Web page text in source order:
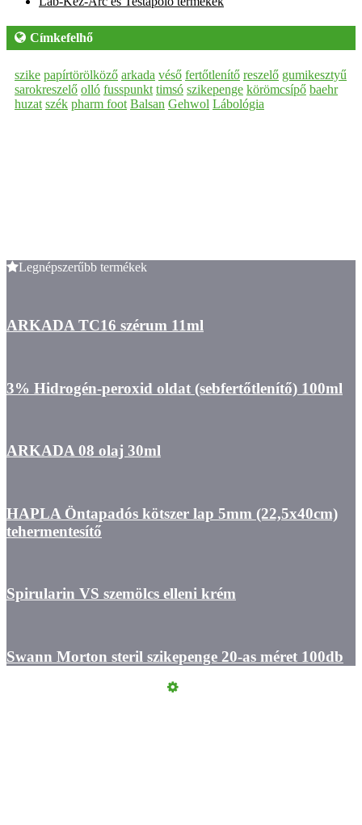
Címkefelhő
szike papírtörölköző arkada véső fertőtlenítő reszelő gumikesztyű
sarokreszelő olló fusspunkt timsó szikepenge körömcsípő baehr
huzat szék pharm foot Balsan Gehwol Lábológia
Legnépszerűbb termékek
ARKADA TC16 szérum 11ml
3% Hidrogén-peroxid oldat (sebfertőtlenítő) 100ml
ARKADA 08 olaj 30ml
HAPLA Öntapadós kötszer lap 5mm (22,5x40cm)
tehermentesítő
Spirularin VS szemölcs elleni krém
Swann Morton steril szikepenge 20-as méret 100db